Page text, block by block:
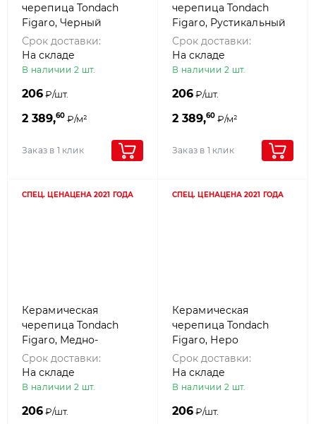
черепица Tondach
Figaro, Черный
антрацит (antracite)
Срок доставки:
На складе
В наличии 2 шт.
206₽/шт.
2 389,60 ₽/м²
Заказ в 1 клик
черепица Tondach
Figaro, Рустикальный
(antique)
Срок доставки:
На складе
В наличии 2 шт.
206₽/шт.
2 389,60 ₽/м²
Заказ в 1 клик
СПЕЦ. ЦЕНАЦЕНА 2021 ГОДА
Керамическая
черепица Tondach
Figaro, Медно-
кричневый (copper)
Срок доставки:
На складе
В наличии 2 шт.
206₽/шт.
СПЕЦ. ЦЕНАЦЕНА 2021 ГОДА
Керамическая
черепица Tondach
Figaro, Неро
Срок доставки:
На складе
В наличии 2 шт.
206₽/шт.